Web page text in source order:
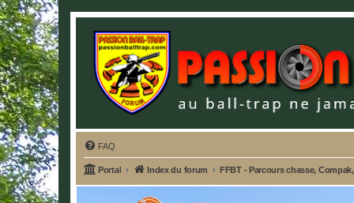
FAQ
Portal Index du forum FFBT - Parcours chasse,